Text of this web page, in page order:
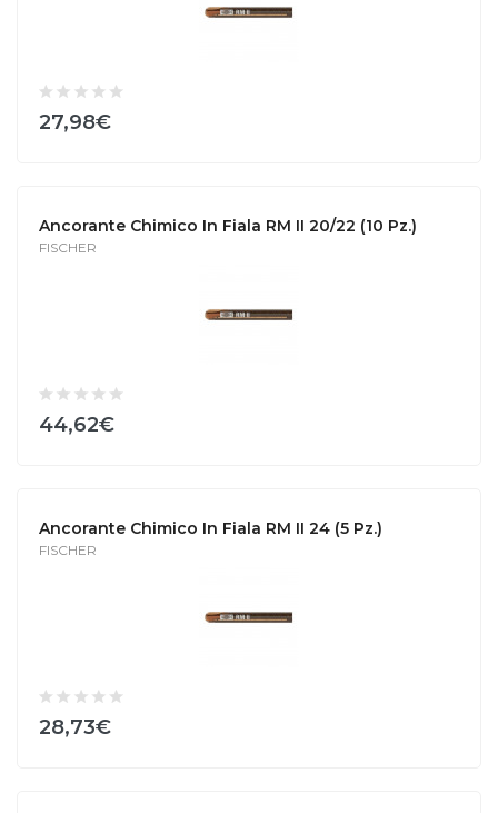
27,98€
Ancorante Chimico In Fiala RM II 20/22 (10 Pz.)
FISCHER
44,62€
Ancorante Chimico In Fiala RM II 24 (5 Pz.)
FISCHER
28,73€